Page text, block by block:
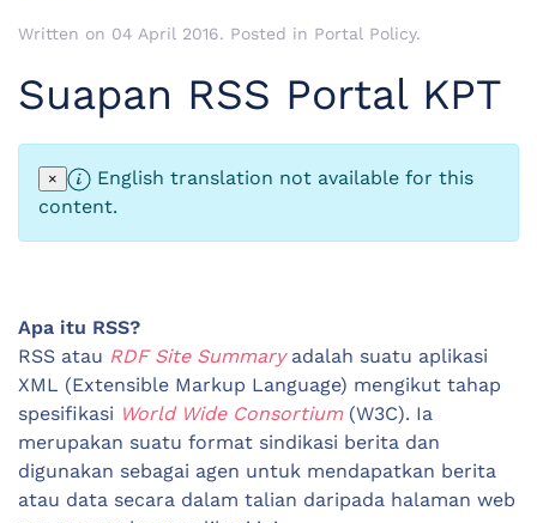
Written on 04 April 2016. Posted in Portal Policy.
Suapan RSS Portal KPT
×
English translation not available for this
content.
Apa itu RSS?
RSS atau RDF Site Summaryadalah suatu aplikasi
XML (Extensible Markup Language) mengikut tahap
spesifikasi World Wide Consortium(W3C). Ia
merupakan suatu format sindikasi berita dan
digunakan sebagai agen untuk mendapatkan berita
atau data secara dalam talian daripada halaman web